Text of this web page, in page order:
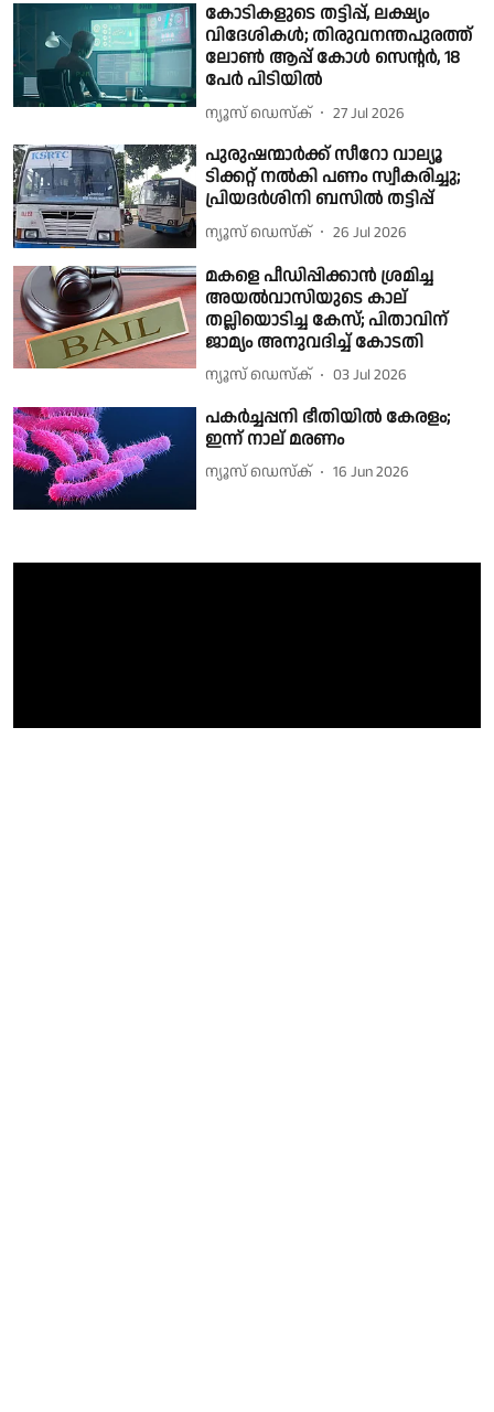
കോടികളുടെ തട്ടിപ്പ്, ലക്ഷ്യം
വിദേശികള്‍; തിരുവനന്തപുരത്ത്
ലോൺ ആപ്പ് കോള്‍ സെന്റര്‍, 18
പേര്‍ പിടിയില്‍
ന്യൂസ് ഡെസ്ക് 27 Jul 2026
പുരുഷന്മാർക്ക് സീറോ വാല്യൂ
ടിക്കറ്റ് നൽകി പണം സ്വീകരിച്ചു;
പ്രിയദർശിനി ബസിൽ തട്ടിപ്പ്
ന്യൂസ് ഡെസ്ക് 26 Jul 2026
മകളെ പീഡിപ്പിക്കാൻ ശ്രമിച്ച
അയൽവാസിയുടെ കാല്
തല്ലിയൊടിച്ച കേസ്; പിതാവിന്
ജാമ്യം അനുവദിച്ച് കോടതി
ന്യൂസ് ഡെസ്ക് 03 Jul 2026
പകർച്ചപ്പനി ഭീതിയിൽ കേരളം;
ഇന്ന് നാല് മരണം
ന്യൂസ് ഡെസ്ക് 16 Jun 2026